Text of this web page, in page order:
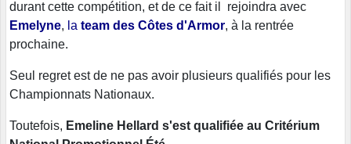
durant cette compétition, et de ce fait il rejoindra avec
Emelyne, la team des Côtes d'Armor, à la rentrée
prochaine.
Seul regret est de ne pas avoir plusieurs qualifiés pour les
Championnats Nationaux.
Toutefois, Emeline Hellard s'est qualifiée au Critérium